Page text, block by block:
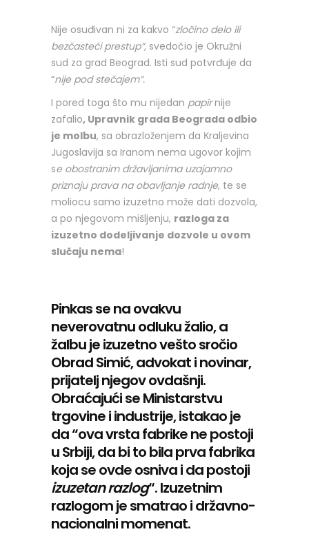
Nije osuđivan ni za kakvo “zločino delo ili
bezčasteći prestup”, svedočio je Okružni
sud za grad Beograd. Isti sud potvrđuje da
“nije pod stečajem”.
I pored toga što mu nijedan papirnije
zafalio, Upravnik grada Beograda odbio
je molbu, sa obrazloženjem da Кraljevina
Jugoslavija sa Iranom nema ugovor kojim
se obostranim državljanima uzajamno
priznaju prava na obavljanje radnje, te se
moliocu samo izuzetno može dati dozvola,
a po njegovom mišljenju, razloga za
izuzetno dodeljivanje dozvole u ovom
slučaju nema!
Pinkas se na ovakvu
neverovatnu odluku žalio, a
žalbu je izuzetno vešto sročio
Obrad Simić, advokat i novinar,
prijatelj njegov ovdašnji.
Obraćajući se Ministarstvu
trgovine i industrije, istakao je
da “ova vrsta fabrike ne postoji
u Srbiji, da bi to bila prva fabrika
koja se ovde osniva i da postoji
izuzetanrazlog“. Izuzetnim
razlogom je smatrao i državno-
nacionalni momenat.